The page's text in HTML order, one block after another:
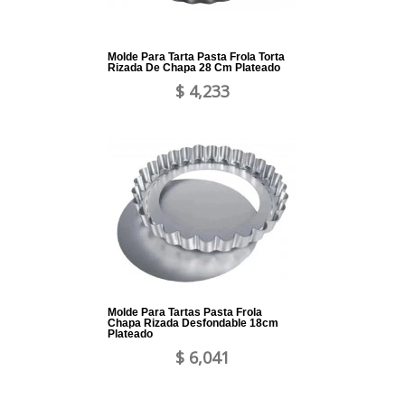
Molde Para Tarta Pasta Frola Torta
Rizada De Chapa 28 Cm Plateado
$ 4,233
Molde Para Tartas Pasta Frola
Chapa Rizada Desfondable 18cm
Plateado
$ 6,041